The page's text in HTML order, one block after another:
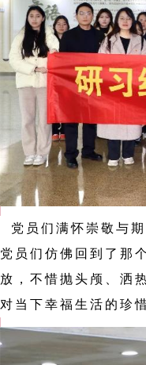
党员们满怀崇敬与
党员们仿佛回到了那
放，不惜抛头颅、洒
对当下幸福生活的珍